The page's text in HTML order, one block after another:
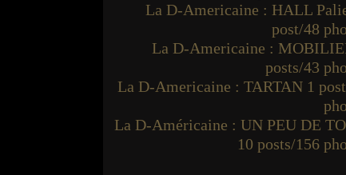
La D-Americaine : HALL
post/48
La D-Americaine :
posts/43
La D-Americaine : TARTAN 1
La D-Américaine : UN PEU DE
10 posts/156